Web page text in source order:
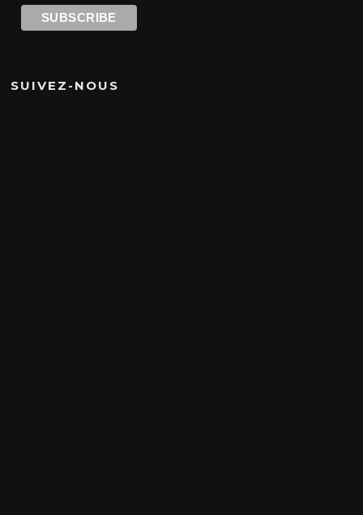
SUIVEZ-NOUS